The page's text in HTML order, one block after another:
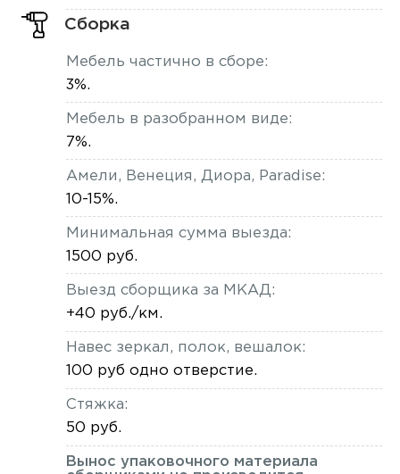
Сборка
Мебель частично в сборе:
3%.
Мебель в разобранном виде:
7%.
Амели, Венеция, Диора, Paradise:
10-15%.
Минимальная сумма выезда:
1500 руб.
Выезд сборщика за МКАД:
+40 руб./км.
Навес зеркал, полок, вешалок:
100 руб одно отверстие.
Стяжка:
50 руб.
Вынос упаковочного материала